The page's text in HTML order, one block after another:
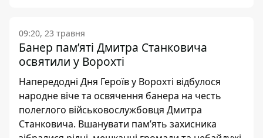
09:20, 23 травня
Банер пам’яті Дмитра Станковича
освятили у Ворохті
Напередодні Дня Героїв у Ворохті відбулося
народне віче та освячення банера на честь
полеглого військовослужбовця Дмитра
Станковича. Вшанувати пам’ять захисника